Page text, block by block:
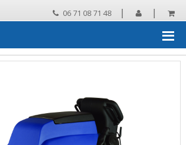
06 71 08 71 48 | |
autolaveuses